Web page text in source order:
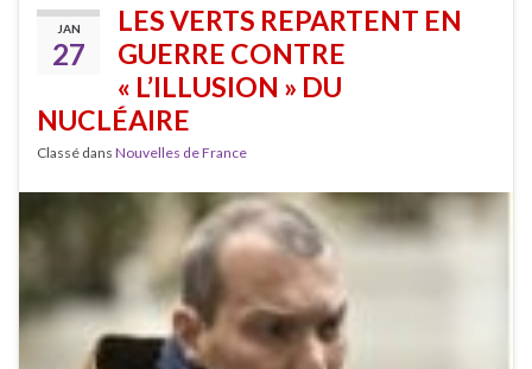
JAN
27
LES VERTS REPARTENT EN
GUERRE CONTRE
« L’ILLUSION » DU
NUCLÉAIRE
Classé dans Nouvelles de France